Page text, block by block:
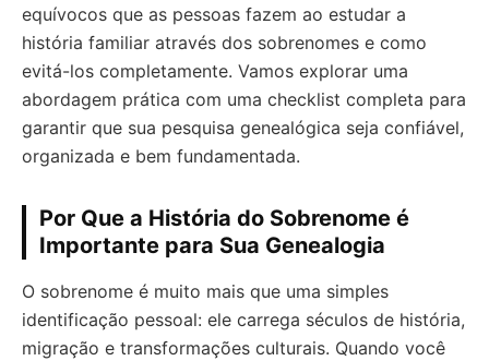
equívocos que as pessoas fazem ao estudar a
história familiar através dos sobrenomes e como
evitá-los completamente. Vamos explorar uma
abordagem prática com uma checklist completa para
garantir que sua pesquisa genealógica seja confiável,
organizada e bem fundamentada.
Por Que a História do Sobrenome é
Importante para Sua Genealogia
O sobrenome é muito mais que uma simples
identificação pessoal: ele carrega séculos de história,
migração e transformações culturais. Quando você